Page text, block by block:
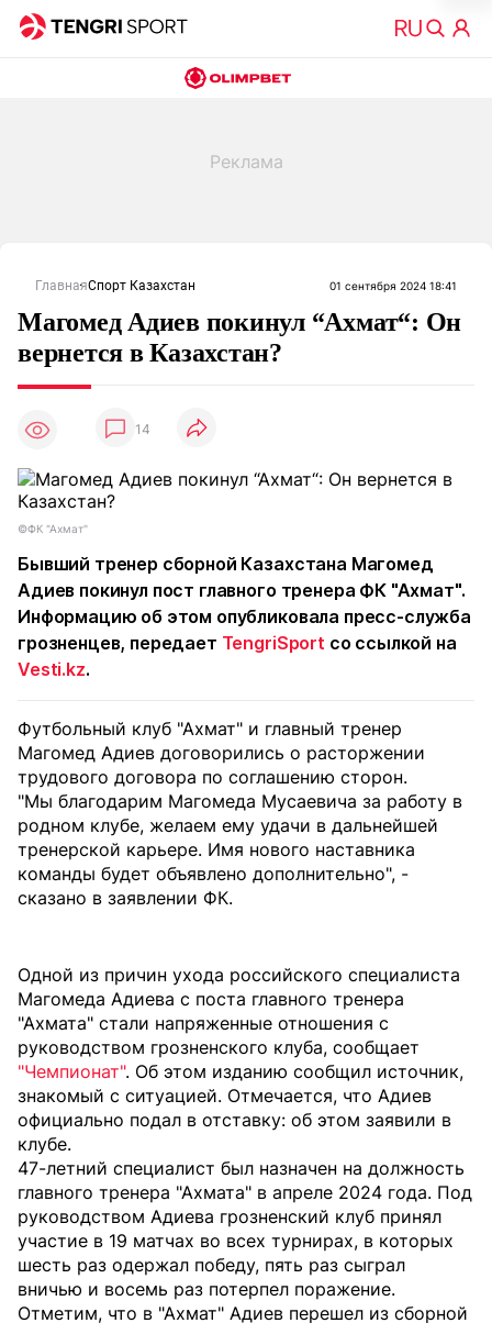
ГлавнаяСпорт Казахстан 01 сентября 2024 18:41
Магомед Адиев покинул “Ахмат“: Он
вернется в Казахстан?
14
©ФК "Ахмат"
Бывший тренер сборной Казахстана Магомед
Адиев покинул пост главного тренера ФК "Ахмат".
Информацию об этом опубликовала пресс-служба
грозненцев, передает TengriSport со ссылкой на
Vesti.kz.
Футбольный клуб "Ахмат" и главный тренер
Магомед Адиев договорились о расторжении
трудового договора по соглашению сторон.
"Мы благодарим Магомеда Мусаевича за работу в
родном клубе, желаем ему удачи в дальнейшей
тренерской карьере. Имя нового наставника
команды будет объявлено дополнительно", -
сказано в заявлении ФК.
Одной из причин ухода российского специалиста
Магомеда Адиева с поста главного тренера
"Ахмата" стали напряженные отношения с
руководством грозненского клуба, сообщает
"Чемпионат". Об этом изданию сообщил источник,
знакомый с ситуацией. Отмечается, что Адиев
официально подал в отставку: об этом заявили в
клубе.
47-летний специалист был назначен на должность
главного тренера "Ахмата" в апреле 2024 года. Под
руководством Адиева грозненский клуб принял
участие в 19 матчах во всех турнирах, в которых
шесть раз одержал победу, пять раз сыграл
вничью и восемь раз потерпел поражение.
Отметим, что в "Ахмат" Адиев перешел из сборной